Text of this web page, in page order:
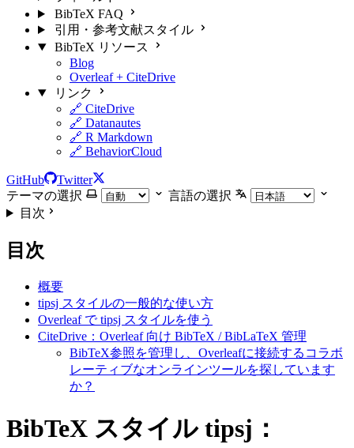
BibTeX FAQ
引用・参考文献スタイル
BibTeX リソース
Blog
Overleaf + CiteDrive
リンク
🔗 CiteDrive
🔗 Datanautes
🔗 R Markdown
🔗 BehaviorCloud
GitHub
Twitter
テーマの選択
言語の選択
目次
目次
概要
tipsj スタイルの一般的な使い方
Overleaf で tipsj スタイルを使う
CiteDrive：Overleaf 向け BibTeX / BibLaTeX 管理
BibTeX参照を管理し、Overleafに接続するコラボ
レーティブなオンラインツールを探しています
か？
BibTeX スタイル tipsj：